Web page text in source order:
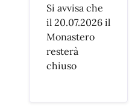
Si avvisa che
il 20.07.2026 il
Monastero
resterà
chiuso